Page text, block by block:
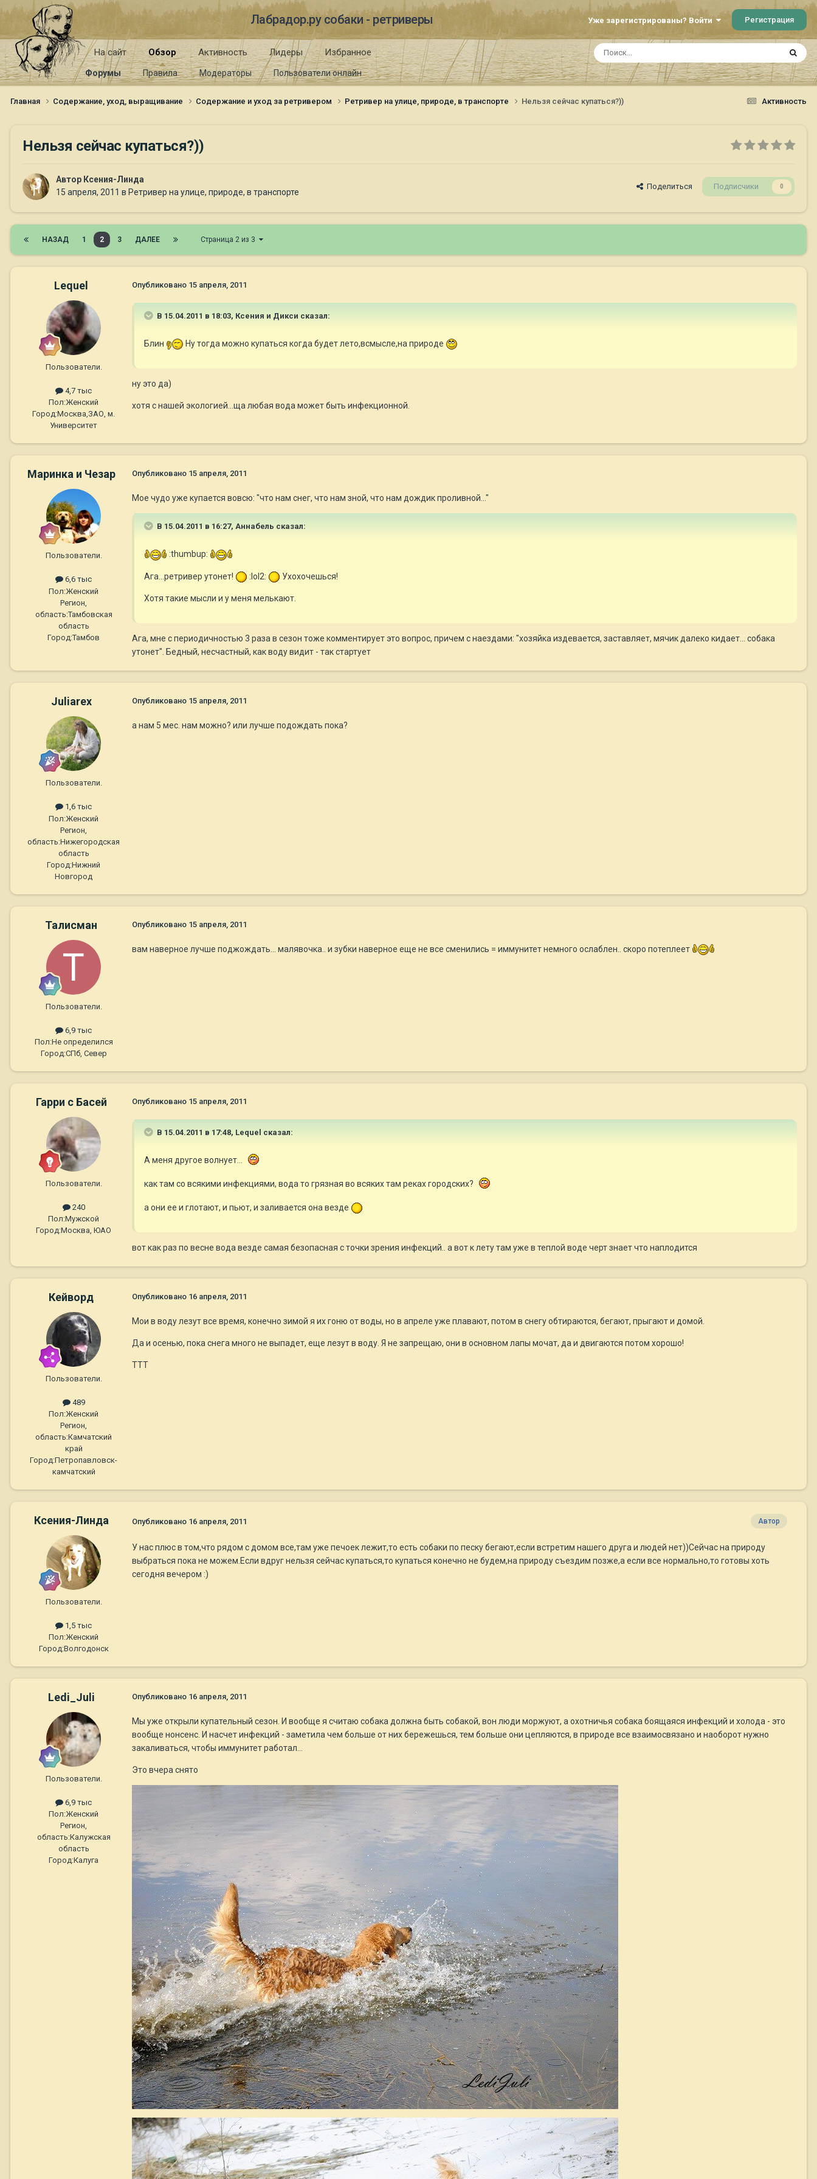
Лабрадор.ру собаки - ретриверы Уже зарегистрированы? Войти Регистрация
На сайт Обзор
Форумы Правила Модераторы Пользователи онлайн
Активность Лидеры Избранное
Активность
Главная Содержание, уход, выращивание Содержание и уход за ретривером Ретривер на улице, природе, в транспорте Нельзя сейчас купаться?))
Нельзя сейчас купаться?))
Автор Ксения-Линда
15 апреля, 2011 в Ретривер на улице, природе, в транспорте
Поделиться Подписчики 0
НАЗАД 1 2 3 ДАЛЕЕ Страница 2 из 3
Lequel
Пользователи.
4,7 тыс
Пол:Женский
Город:Москва,ЗАО, м.
Университет
Опубликовано 15 апреля, 2011
В 15.04.2011 в 18:03, Ксения и Дикси сказал:
Блин Ну тогда можно купаться когда будет лето,всмысле,на природе
ну это да)
хотя с нашей экологией...ща любая вода может быть инфекционной.
Маринка и Чезар
Пользователи.
6,6 тыс
Пол:Женский
Регион,
область:Тамбовская
область
Город:Тамбов
Опубликовано 15 апреля, 2011
Мое чудо уже купается вовсю: "что нам снег, что нам зной, что нам дождик проливной..."
В 15.04.2011 в 16:27, Aннaбель сказал:
:thumbup:
Ага...ретривер утонет! :lol2: Ухохочешься!
Хотя такие мысли и у меня мелькают.
Ага, мне с периодичностью 3 раза в сезон тоже комментирует это вопрос, причем с наездами: "хозяйка издевается, заставляет, мячик далеко кидает... собака
утонет". Бедный, несчастный, как воду видит - так стартует
Juliarex
Пользователи.
1,6 тыс
Пол:Женский
Регион,
область:Нижегородская
область
Город:Нижний
Новгород
Опубликовано 15 апреля, 2011
а нам 5 мес. нам можно? или лучше подождать пока?
Талисман
Пользователи.
6,9 тыс
Пол:Не определился
Город:СПб, Север
Опубликовано 15 апреля, 2011
вам наверное лучше поджождать... малявочка.. и зубки наверное еще не все сменились = иммунитет немного ослаблен.. скоро потеплеет
Гарри с Басей
Пользователи.
240
Пол:Мужской
Город:Москва, ЮАО
Опубликовано 15 апреля, 2011
В 15.04.2011 в 17:48, Lequel сказал:
А меня другое волнует...
как там со всякими инфекциями, вода то грязная во всяких там реках городских?
а они ее и глотают, и пьют, и заливается она везде
вот как раз по весне вода везде самая безопасная с точки зрения инфекций.. а вот к лету там уже в теплой воде черт знает что наплодится
Кейворд
Пользователи.
489
Пол:Женский
Регион,
область:Камчатский
край
Город:Петропавловск-
камчатский
Опубликовано 16 апреля, 2011
Мои в воду лезут все время, конечно зимой я их гоню от воды, но в апреле уже плавают, потом в снегу обтираются, бегают, прыгают и домой.
Да и осенью, пока снега много не выпадет, еще лезут в воду. Я не запрещаю, они в основном лапы мочат, да и двигаются потом хорошо!
ТТТ
Ксения-Линда
Пользователи.
1,5 тыс
Пол:Женский
Город:Волгодонск
Автор
Опубликовано 16 апреля, 2011
У нас плюс в том,что рядом с домом все,там уже печоек лежит,то есть собаки по песку бегают,если встретим нашего друга и людей нет))Сейчас на природу
выбраться пока не можем.Если вдруг нельзя сейчас купаться,то купаться конечно не будем,на природу съездим позже,а если все нормально,то готовы хоть
сегодня вечером :)
Ledi_Juli
Пользователи.
6,9 тыс
Пол:Женский
Регион,
область:Калужская
область
Город:Калуга
Опубликовано 16 апреля, 2011
Мы уже открыли купательный сезон. И вообще я считаю собака должна быть собакой, вон люди моржуют, а охотничья собака боящаяся инфекций и холода - это
вообще нонсенс. И насчет инфекций - заметила чем больше от них бережешься, тем больше они цепляются, в природе все взаимосвязано и наоборот нужно
закаливаться, чтобы иммунитет работал...
Это вчера снято